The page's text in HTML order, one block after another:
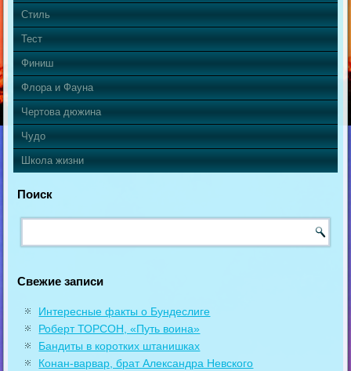
Стиль
Тест
Финиш
Флора и Фауна
Чертова дюжина
Чудо
Школа жизни
Поиск
Свежие записи
Интересные факты о Бундеслиге
Роберт ТОРСОН, «Путь воина»
Бандиты в коротких штанишках
Конан-варвар, брат Александра Невского